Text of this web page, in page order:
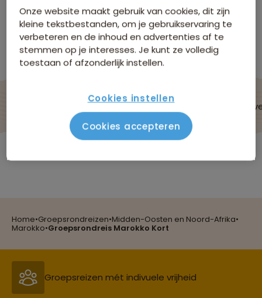
Niet boekbaar
Bekijk andere reizen in Groepsrondreizen
Midden-Oosten en Noord-Afrika
Data & prijzen Reisroute Verblijf &
Home•Groepsrondreizen•Midden-Oosten en Noord-Afrika•
Marokko•Groepsrondreis Marokko Kort
Reizen met oog voor mens, cultuur en milieu
Groepsreizen mét indivuele vrijheid
Onze website maakt gebruik van cookies, dit zijn
kleine tekstbestanden, om je gebruikservaring te
verbeteren en de inhoud en advertenties af te
stemmen op je interesses. Je kunt ze volledig
toestaan of afzonderlijk instellen.
Cookies instellen
Cookies accepteren